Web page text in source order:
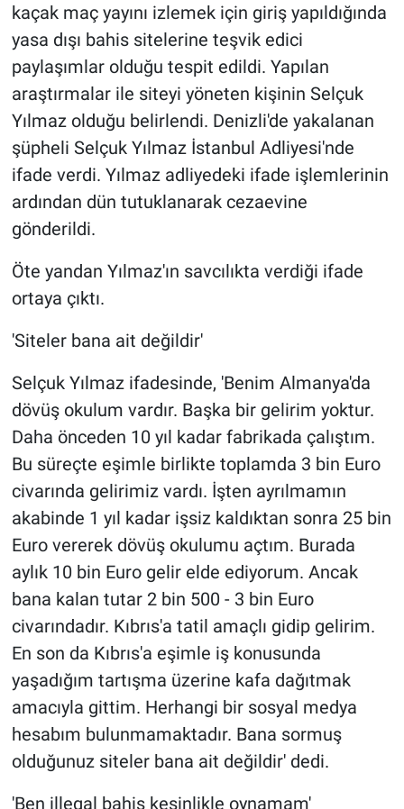
kaçak maç yayını izlemek için giriş yapıldığında
yasa dışı bahis sitelerine teşvik edici
paylaşımlar olduğu tespit edildi. Yapılan
araştırmalar ile siteyi yöneten kişinin Selçuk
Yılmaz olduğu belirlendi. Denizli'de yakalanan
şüpheli Selçuk Yılmaz İstanbul Adliyesi'nde
ifade verdi. Yılmaz adliyedeki ifade işlemlerinin
ardından dün tutuklanarak cezaevine
gönderildi.
Öte yandan Yılmaz'ın savcılıkta verdiği ifade
ortaya çıktı.
'Siteler bana ait değildir'
Selçuk Yılmaz ifadesinde, 'Benim Almanya'da
dövüş okulum vardır. Başka bir gelirim yoktur.
Daha önceden 10 yıl kadar fabrikada çalıştım.
Bu süreçte eşimle birlikte toplamda 3 bin Euro
civarında gelirimiz vardı. İşten ayrılmamın
akabinde 1 yıl kadar işsiz kaldıktan sonra 25 bin
Euro vererek dövüş okulumu açtım. Burada
aylık 10 bin Euro gelir elde ediyorum. Ancak
bana kalan tutar 2 bin 500 - 3 bin Euro
civarındadır. Kıbrıs'a tatil amaçlı gidip gelirim.
En son da Kıbrıs'a eşimle iş konusunda
yaşadığım tartışma üzerine kafa dağıtmak
amacıyla gittim. Herhangi bir sosyal medya
hesabım bulunmamaktadır. Bana sormuş
olduğunuz siteler bana ait değildir' dedi.
'Ben illegal bahis kesinlikle oynamam'